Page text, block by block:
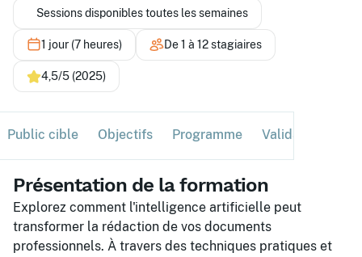
Sessions disponibles toutes les semaines
1 jour (7 heures) De 1 à 12 stagiaires
4,5/5 (2025)
Public cible Objectifs Programme Validation
Présentation de la formation
Explorez comment l'intelligence artificielle peut
transformer la rédaction de vos documents
professionnels. À travers des techniques pratiques et